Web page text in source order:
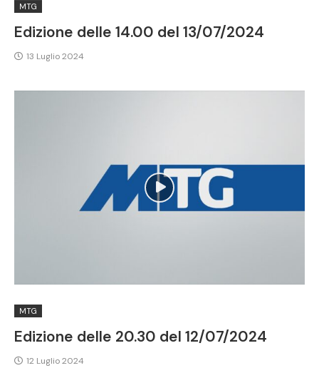
MTG
Edizione delle 14.00 del 13/07/2024
13 Luglio 2024
MTG
Edizione delle 20.30 del 12/07/2024
12 Luglio 2024